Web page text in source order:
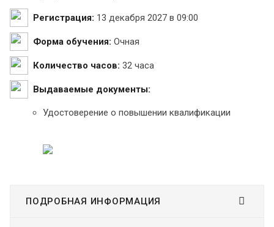
Регистрация: 13 декабря 2027 в 09:00
Форма обучения: Очная
Количество часов: 32 часа
Выдаваемые документы:
Удостоверение о повышении квалификации
ПОДРОБНАЯ ИНФОРМАЦИЯ